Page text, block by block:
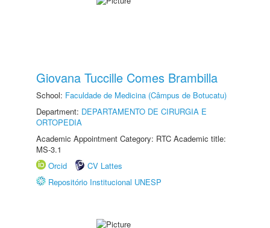
Giovana Tuccille Comes Brambilla
School: Faculdade de Medicina (Câmpus de Botucatu)
Department: DEPARTAMENTO DE CIRURGIA E
ORTOPEDIA
Academic Appointment Category: RTC Academic title:
MS-3.1
Orcid
CV Lattes
Repositório Institucional UNESP